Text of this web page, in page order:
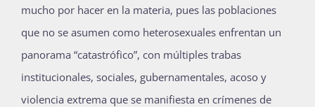
mucho por hacer en la materia, pues las poblaciones
que no se asumen como heterosexuales enfrentan un
panorama “catastrófico”, con múltiples trabas
institucionales, sociales, gubernamentales, acoso y
violencia extrema que se manifiesta en crímenes de